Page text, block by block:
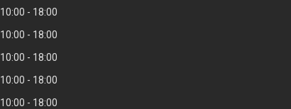
10:00
18:00
10:00
18:00
10:00
18:00
10:00
18:00
10:00
18:00